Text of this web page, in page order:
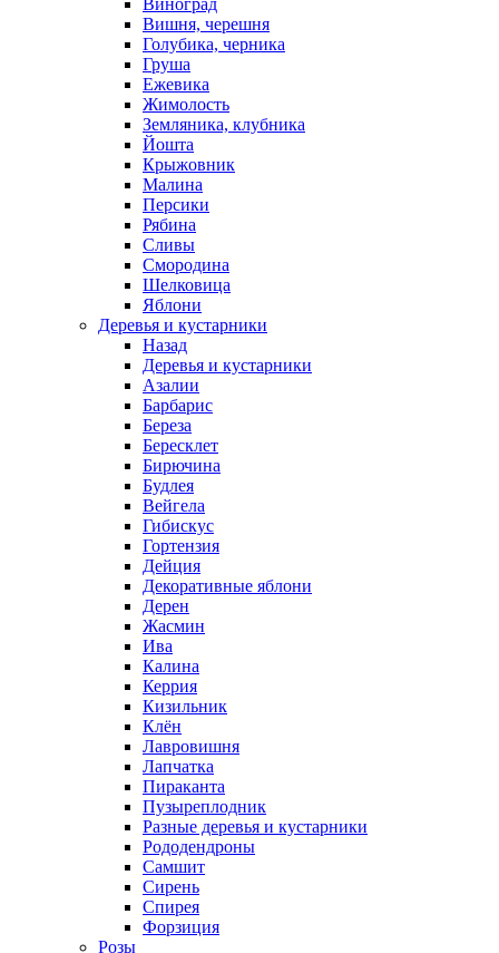
Виноград
Вишня, черешня
Голубика, черника
Груша
Ежевика
Жимолость
Земляника, клубника
Йошта
Крыжовник
Малина
Персики
Рябина
Сливы
Смородина
Шелковица
Яблони
Деревья и кустарники
Назад
Деревья и кустарники
Азалии
Барбарис
Береза
Бересклет
Бирючина
Будлея
Вейгела
Гибискус
Гортензия
Дейция
Декоративные яблони
Дерен
Жасмин
Ива
Калина
Керрия
Кизильник
Клён
Лавровишня
Лапчатка
Пираканта
Пузыреплодник
Разные деревья и кустарники
Рододендроны
Самшит
Сирень
Спирея
Форзиция
Розы